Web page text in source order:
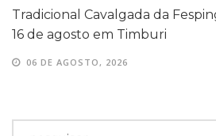
Tradicional Cavalgada da
16 de agosto em Timburi
06 DE AGOSTO, 2026